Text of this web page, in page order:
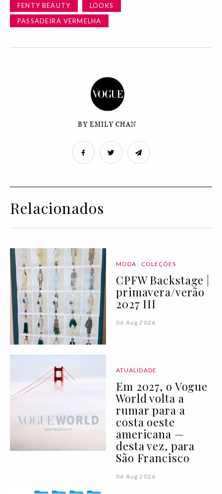
FENTY BEAUTY
LOOKS
PASSADEIRA VERMELHA
BY EMILY CHAN
Relacionados
MODA COLEÇÕES
CPFW Backstage |
primavera/verão
2027 III
06 Aug 2026
ATUALIDADE
Em 2027, o Vogue
World volta a
rumar para a
costa oeste
americana —
desta vez, para
São Francisco
06 Aug 2026